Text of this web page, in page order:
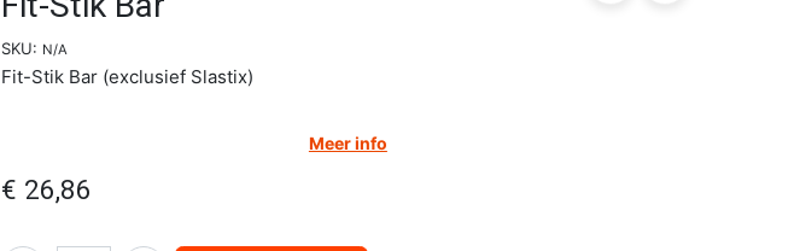
SKU: N/A
Fit-Stik Bar (exclusief Slastix)
Meer info
€ 26,86